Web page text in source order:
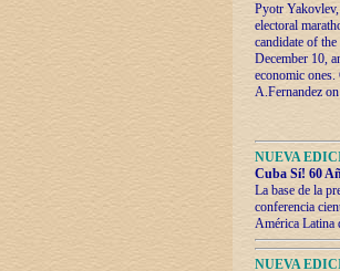
Pyotr
electoral
candidate of
December 10,
economic
A.Fernandez
NUEVA
Cuba Sí! 60
La base de la
conferencia
América Latina
NUEVA